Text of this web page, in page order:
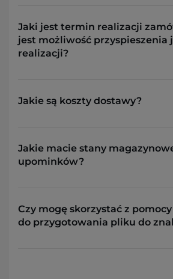
Jaki jest termin realizacji
jest możliwość przyspieszenia
realizacji?
Jakie są koszty dostawy?
Jakie macie stany
upominków?
Czy mogę skorzystać z
do przygotowania pliku do